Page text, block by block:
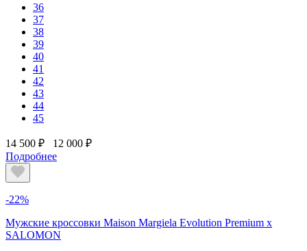
36
37
38
39
40
41
42
43
44
45
14 500 ₽
12 000 ₽
Подробнее
-22%
Мужские кроссовки Maison Margiela Evolution Premium х
SALOMON